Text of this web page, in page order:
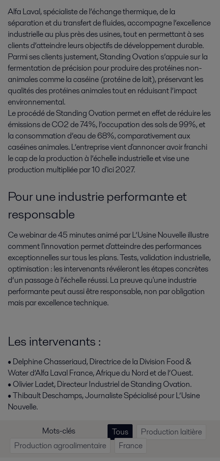
Alfa Laval, spécialiste de l’échange thermique, de la
séparation et du transfert de fluides, accompagne l’excellence
industrielle au plus près des usines, tout en permettant à ses
clients d’atteindre leurs objectifs de développement durable.
Parmi ses clients justement, Standing Ovation s’appuie sur la
fermentation de précision pour produire des protéines non-
animales comme la caséine (protéine de lait), préservant les
qualités des protéines animales tout en réduisant l’impact
environnemental.
Le procédé de Standing Ovation permet en effet de réduire les
émissions de CO2 de 74%, l’occupation des sols de 99%, et
la consommation d’eau de 68%, comparativement aux
caséines animales. L’entreprise vient d'annoncer avoir franchi
le cap de la production à l’échelle industrielle et vise une
production multipliée par 10 d'ici 2027.
Pour une industrie performante et
responsable
Ce webinar de 45 minutes animé par L’Usine Nouvelle illustre
comment l'innovation permet d'atteindre des performances
exceptionnelles sur tous les plans. Tests, validation industrielle,
optimisation : les intervenants révéleront les étapes concrètes
d’un passage à l’échelle réussi. La preuve qu'une industrie
performante peut aussi être responsable, non par obligation
mais par excellence technique.
Les intervenants :
• Delphine Chasseriaud, Directrice de la Division Food &
Water d’Alfa Laval France, Afrique du Nord et de l’Ouest.
• Olivier Ladet, Directeur Industriel de Standing Ovation.
• Thibault Deschamps, Journaliste Spécialisé pour L’Usine
Nouvelle.
Mots-clés Tous
Production laitière
Production agroalimentaire
France